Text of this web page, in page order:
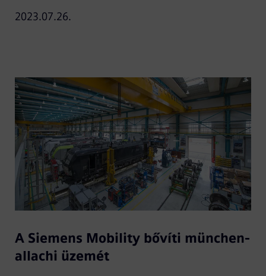
2023.07.26.
A Siemens Mobility bővíti münchen-
allachi üzemét